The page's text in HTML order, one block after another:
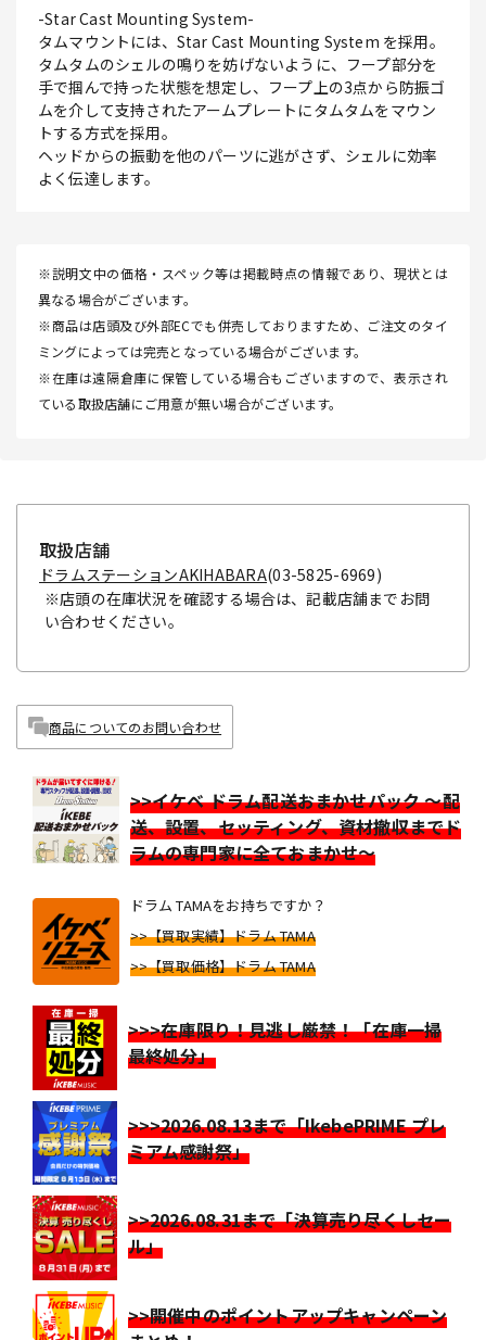
-Star Cast Mounting System-
タムマウントには、Star Cast Mounting System を採用。
タムタムのシェルの鳴りを妨げないように、フープ部分を
手で掴んで持った状態を想定し、フープ上の3点から防振ゴ
ムを介して支持されたアームプレートにタムタムをマウン
トする方式を採用。
ヘッドからの振動を他のパーツに逃がさず、シェルに効率
よく伝達します。
※説明文中の価格・スペック等は掲載時点の情報であり、現状とは
異なる場合がございます。
※商品は店頭及び外部ECでも併売しておりますため、ご注文のタイ
ミングによっては完売となっている場合がございます。
※在庫は遠隔倉庫に保管している場合もございますので、表示され
ている取扱店舗にご用意が無い場合がございます。
取扱店舗
ドラムステーションAKIHABARA(03-5825-6969)
※店頭の在庫状況を確認する場合は、記載店舗までお問
い合わせください。
商品についてのお問い合わせ
>>イケベ ドラム配送おまかせパック ～配
送、設置、セッティング、資材撤収までド
ラムの専門家に全ておまかせ～
ドラム TAMAをお持ちですか？
>>【買取実績】ドラム TAMA
>>【買取価格】ドラム TAMA
>>>在庫限り！見逃し厳禁！「在庫一掃
最終処分」
>>>2026.08.13まで「IkebePRIME プレ
ミアム感謝祭」
>>2026.08.31まで「決算売り尽くしセー
ル」
>>開催中のポイントアップキャンペーン